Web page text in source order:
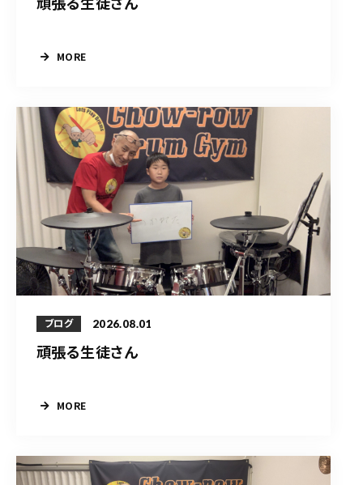
MORE
ブログ 2026.08.01
頑張る生徒さん
MORE